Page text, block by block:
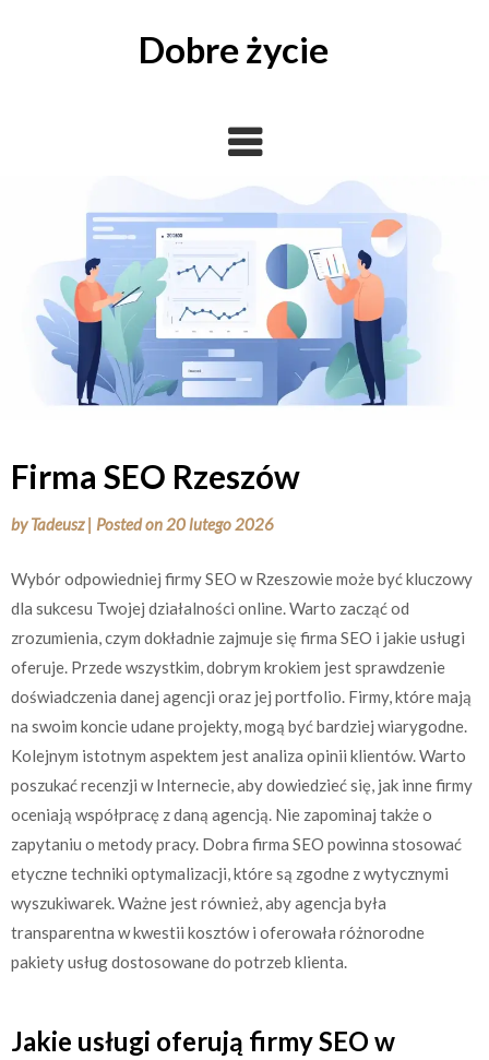
Dobre życie
Firma SEO Rzeszów
byTadeusz | Posted on20 lutego 2026
Wybór odpowiedniej firmy SEO w Rzeszowie może być kluczowy
dla sukcesu Twojej działalności online. Warto zacząć od
zrozumienia, czym dokładnie zajmuje się firma SEO i jakie usługi
oferuje. Przede wszystkim, dobrym krokiem jest sprawdzenie
doświadczenia danej agencji oraz jej portfolio. Firmy, które mają
na swoim koncie udane projekty, mogą być bardziej wiarygodne.
Kolejnym istotnym aspektem jest analiza opinii klientów. Warto
poszukać recenzji w Internecie, aby dowiedzieć się, jak inne firmy
oceniają współpracę z daną agencją. Nie zapominaj także o
zapytaniu o metody pracy. Dobra firma SEO powinna stosować
etyczne techniki optymalizacji, które są zgodne z wytycznymi
wyszukiwarek. Ważne jest również, aby agencja była
transparentna w kwestii kosztów i oferowała różnorodne
pakiety usług dostosowane do potrzeb klienta.
Jakie usługi oferują firmy SEO w